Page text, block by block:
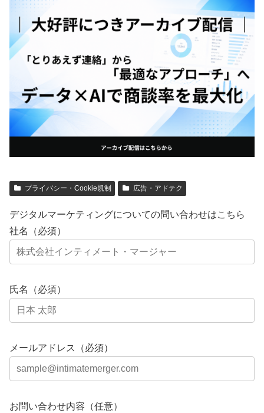
プライバシー・Cookie規制 広告・アドテク
デジタルマーケティングについての問い合わせはこちら
社名（必須）
氏名（必須）
メールアドレス（必須）
お問い合わせ内容（任意）